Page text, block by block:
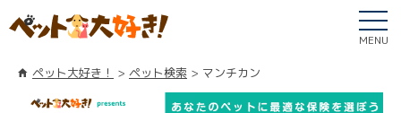
MENU
ペット大好き！ ペット検索 マンチカン